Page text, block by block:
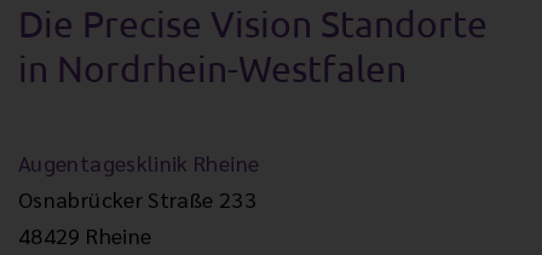
Die Precise Vision Standorte
in Nordrhein-Westfalen
Augentagesklinik Rheine
Osnabrücker Straße 233
48429 Rheine